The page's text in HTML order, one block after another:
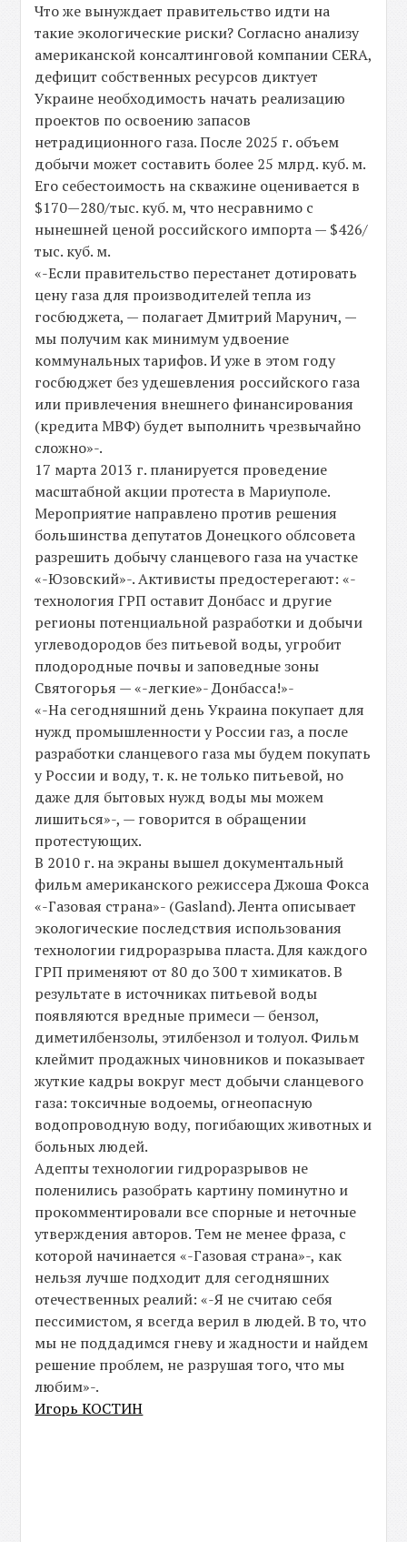
Что же вынуждает правительство идти на
такие экологические риски? Согласно анализу
американской консалтинговой компании CERA,
дефицит собственных ресурсов диктует
Украине необходимость начать реализацию
проектов по освоению запасов
нетрадиционного газа. После 2025 г. объем
добычи может составить более 25 млрд. куб. м.
Его себестоимость на скважине оценивается в
$170—280/тыс. куб. м, что несравнимо с
нынешней ценой российского импорта — $426/
тыс. куб. м.
«-Если правительство перестанет дотировать
цену газа для производителей тепла из
госбюджета, — полагает Дмитрий Марунич, —
мы получим как минимум удвоение
коммунальных тарифов. И уже в этом году
госбюджет без удешевления российского газа
или привлечения внешнего финансирования
(кредита МВФ) будет выполнить чрезвычайно
сложно»-.
17 марта 2013 г. планируется проведение
масштабной акции протеста в Мариуполе.
Мероприятие направлено против решения
большинства депутатов Донецкого облсовета
разрешить добычу сланцевого газа на участке
«-Юзовский»-. Активисты предостерегают: «-
технология ГРП оставит Донбасс и другие
регионы потенциальной разработки и добычи
углеводородов без питьевой воды, угробит
плодородные почвы и заповедные зоны
Святогорья — «-легкие»- Донбасса!»-
«-На сегодняшний день Украина покупает для
нужд промышленности у России газ, а после
разработки сланцевого газа мы будем покупать
у России и воду, т. к. не только питьевой, но
даже для бытовых нужд воды мы можем
лишиться»-, — говорится в обращении
протестующих.
В 2010 г. на экраны вышел документальный
фильм американского режиссера Джоша Фокса
«-Газовая страна»- (Gasland). Лента описывает
экологические последствия использования
технологии гидроразрыва пласта. Для каждого
ГРП применяют от 80 до 300 т химикатов. В
результате в источниках питьевой воды
появляются вредные примеси — бензол,
диметилбензолы, этилбензол и толуол. Фильм
клеймит продажных чиновников и показывает
жуткие кадры вокруг мест добычи сланцевого
газа: токсичные водоемы, огнеопасную
водопроводную воду, погибающих животных и
больных людей.
Адепты технологии гидроразрывов не
поленились разобрать картину поминутно и
прокомментировали все спорные и неточные
утверждения авторов. Тем не менее фраза, с
которой начинается «-Газовая страна»-, как
нельзя лучше подходит для сегодняшних
отечественных реалий: «-Я не считаю себя
пессимистом, я всегда верил в людей. В то, что
мы не поддадимся гневу и жадности и найдем
решение проблем, не разрушая того, что мы
любим»-.
Игорь КОСТИН